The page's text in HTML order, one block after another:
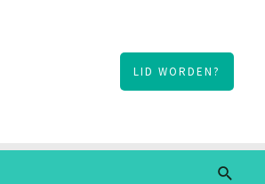
LID WORDEN?